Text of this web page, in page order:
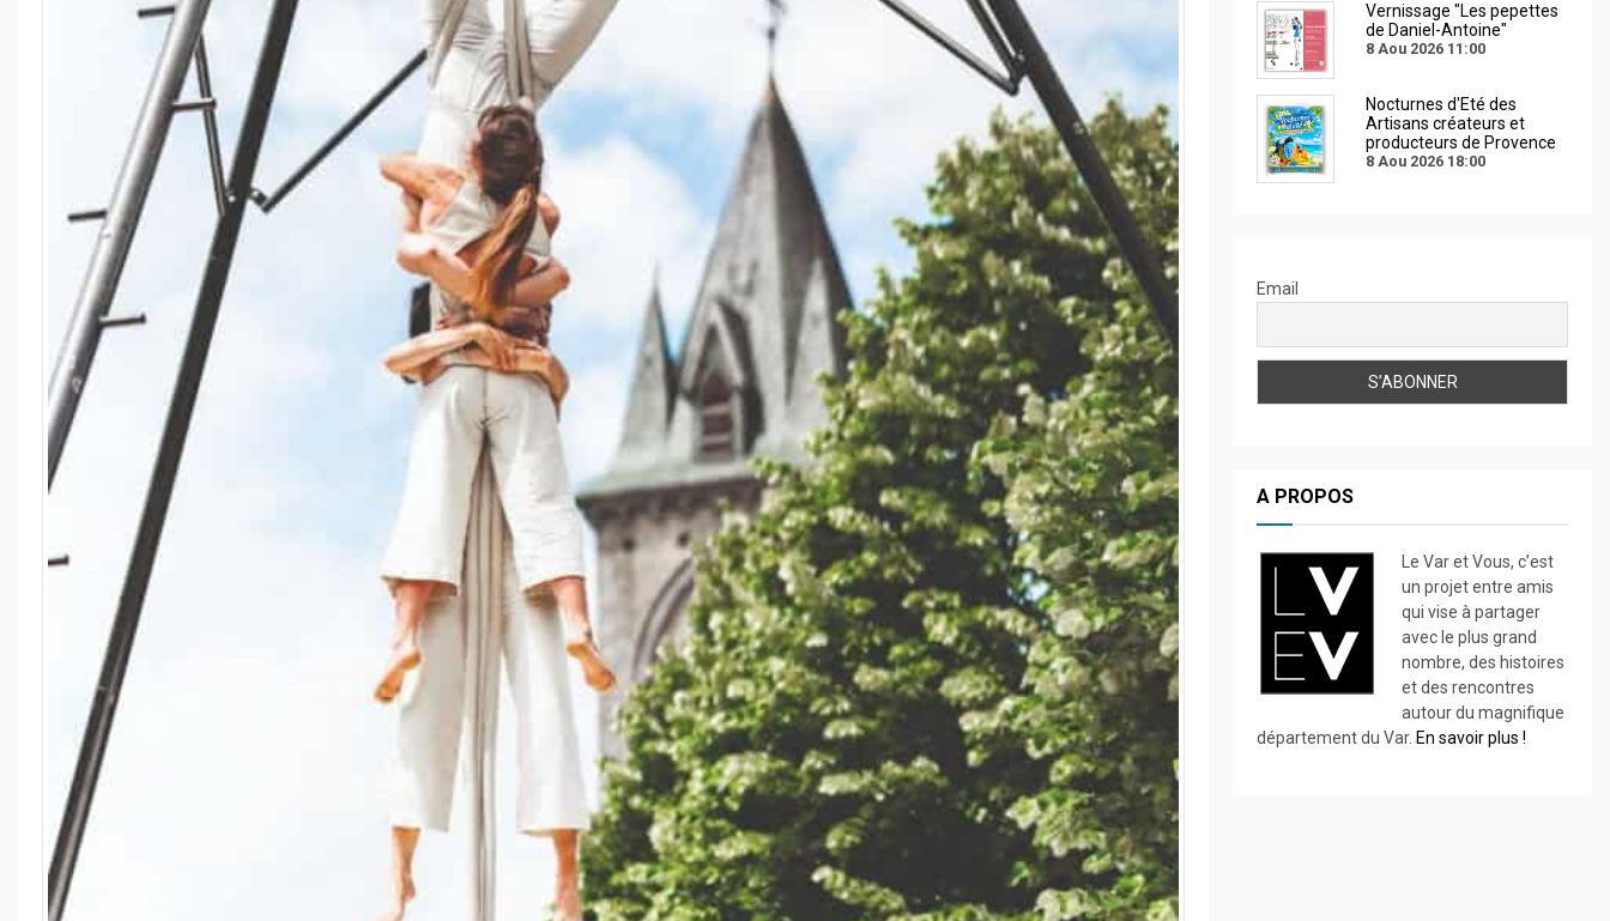
Vernissage "Les pepettes
de Daniel-Antoine"
8 Aou 2026 11:00
Nocturnes d'Eté des
Artisans créateurs et
producteurs de Provence
8 Aou 2026 18:00
Email
A PROPOS
Le Var et Vous, c’est
un projet entre amis
qui vise à partager
avec le plus grand
nombre, des histoires
et des rencontres
autour du magnifique
département du Var. En savoir plus !